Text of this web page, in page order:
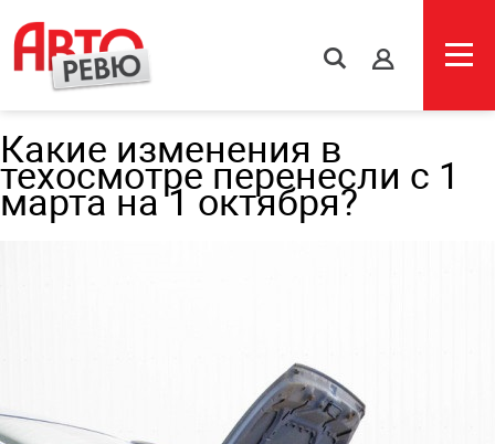
s
Какие изменения в
техосмотре перенесли с 1
марта на 1 октября?